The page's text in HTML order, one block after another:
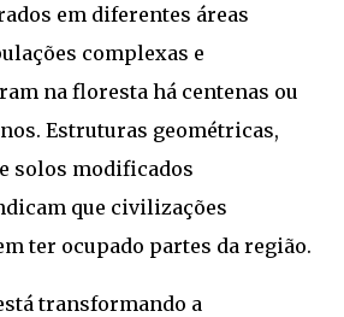
em diferentes áreas
complexas e
na floresta há centenas ou
Estruturas geométricas,
solos modificados
que civilizações
ter ocupado partes da região.
transformando a